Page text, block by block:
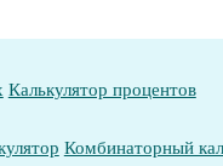
Калькулятор процентов
Комбинаторный